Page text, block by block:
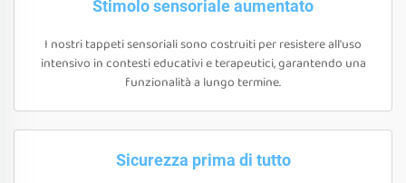
Stimolo sensoriale aumentato
I nostri tappeti sensoriali sono costruiti per resistere all'uso
intensivo in contesti educativi e terapeutici, garantendo una
funzionalità a lungo termine.
Sicurezza prima di tutto